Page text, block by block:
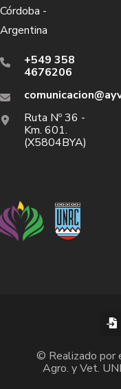
Córdoba -
Argentina
+549 358
4676206
Ruta Nº 36 -
Km. 601.
(X5804BYA)
© Realizado por
Agro. y Vet.